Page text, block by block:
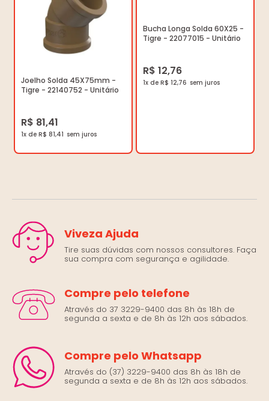
Joelho Solda 45X75mm -
Tigre - 22140752 - Unitário
R$ 81,41
1x de R$ 81,41
Bucha Longa Solda 60X25 -
Tigre - 22077015 - Unitário
R$ 12,76
1x de R$ 12,76
Viveza Ajuda
Tire suas dúvidas com nossos consultores. Faça
sua compra com segurança e agilidade.
Compre pelo telefone
Através do 37 3229-9400 das 8h às 18h de
segunda a sexta e de 8h às 12h aos sábados.
Compre pelo Whatsapp
Através do (37) 3229-9400 das 8h às 18h de
segunda a sexta e de 8h às 12h aos sábados.